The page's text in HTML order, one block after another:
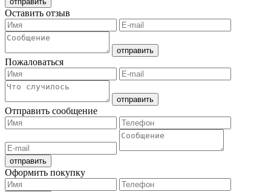
Оставить отзыв
Пожаловаться
Отправить сообщение
Оформить покупку